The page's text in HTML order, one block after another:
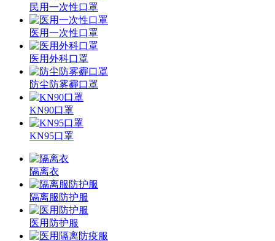
民用一次性口罩
医用一次性口罩
医用外科口罩
防尘防雾霾口罩
KN90口罩
KN95口罩
隔离衣
隔离服防护服
医用防护服